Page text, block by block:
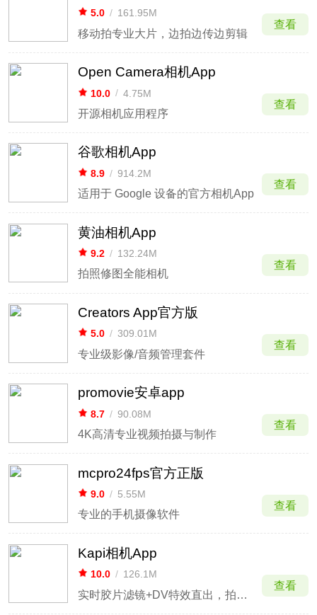
5.0 / 161.95M
移动拍专业大片，边拍边传边剪辑
查看
Open Camera相机App
10.0 / 4.75M
开源相机应用程序
查看
谷歌相机App
8.9 / 914.2M
适用于 Google 设备的官方相机App
查看
黄油相机App
9.2 / 132.24M
拍照修图全能相机
查看
Creators App官方版
5.0 / 309.01M
专业级影像/音频管理套件
查看
promovie安卓app
8.7 / 90.08M
4K高清专业视频拍摄与制作
查看
mcpro24fps官方正版
9.0 / 5.55M
专业的手机摄像软件
查看
Kapi相机App
10.0 / 126.1M
实时胶片滤镜+DV特效直出，拍出90年代质感大片
查看